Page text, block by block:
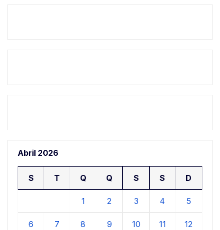
Abril 2026
S T Q Q S S D
1 2 3 4 5
6 7 8 9 10 11 12